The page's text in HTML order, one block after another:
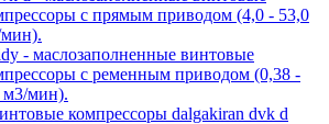
с прямым приводом (4,0 - 53,0
- маслозаполненные винтовые
с ременным приводом (0,38 -
м3/мин).
компрессоры dalgakiran dvk d